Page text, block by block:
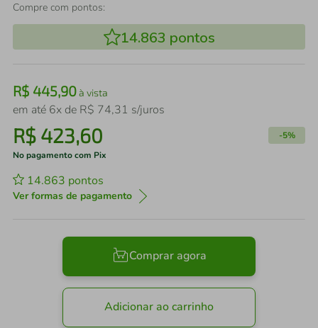
Compre com pontos:
14.863 pontos
R$ 445,90à vista
em até 6x de R$ 74,31 s/juros
R$ 423,60 -5%
No pagamento com Pix
14.863 pontos
Ver formas de pagamento
Comprar agora
Adicionar ao carrinho